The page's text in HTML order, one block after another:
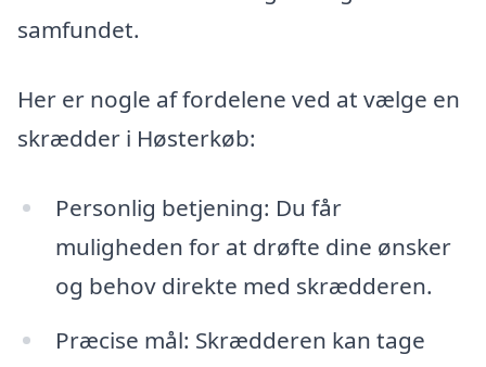
samfundet.
Her er nogle af fordelene ved at vælge en
skrædder i Høsterkøb:
Personlig betjening: Du får
muligheden for at drøfte dine ønsker
og behov direkte med skrædderen.
Præcise mål: Skrædderen kan tage